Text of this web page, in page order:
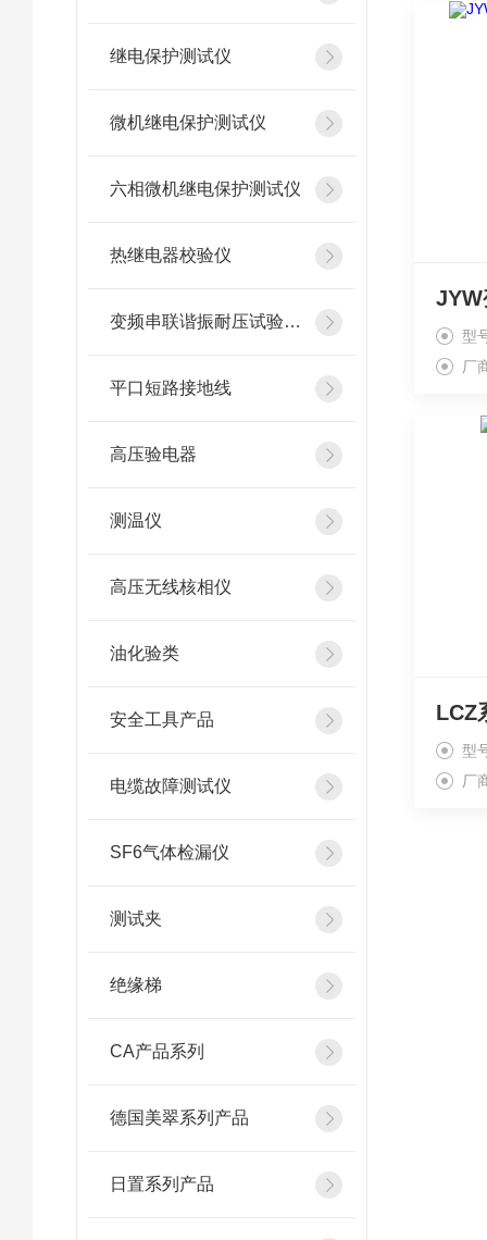
继电保护测试仪
微机继电保护测试仪
六相微机继电保护测试仪
热继电器校验仪
变频串联谐振耐压试验装置
平口短路接地线
高压验电器
测温仪
高压无线核相仪
油化验类
安全工具产品
电缆故障测试仪
SF6气体检漏仪
测试夹
绝缘梯
CA产品系列
德国美翠系列产品
日置系列产品
型
厂
LCZ
型
厂